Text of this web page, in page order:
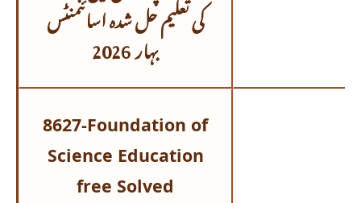
کی تعلیم حل شدہ اسائنمنٹس
بہار 2026
8627-Foundation of
Science Education
free Solved